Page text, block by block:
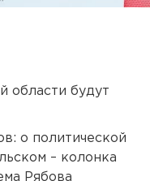
области будут
о политической
– колонка
Рябова